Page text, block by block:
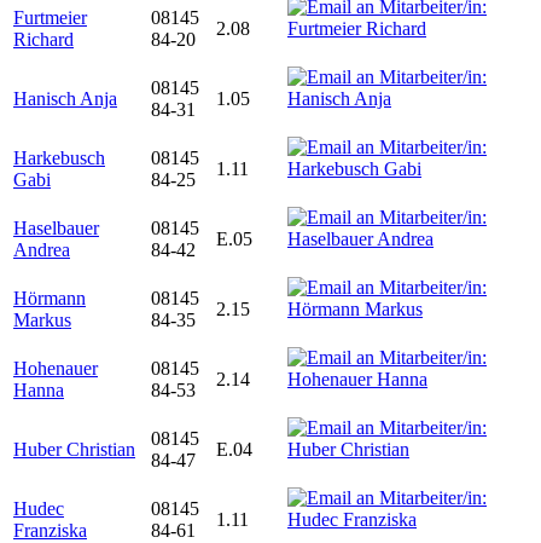
Furtmeier
Richard
08145
84-20
2.08
Hanisch Anja
08145
84-31
1.05
Harkebusch
Gabi
08145
84-25
1.11
Haselbauer
Andrea
08145
84-42
E.05
Hörmann
Markus
08145
84-35
2.15
Hohenauer
Hanna
08145
84-53
2.14
Huber Christian
08145
84-47
E.04
Hudec
Franziska
08145
84-61
1.11